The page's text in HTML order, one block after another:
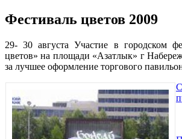
Фестиваль цветов 2009
29- 30 августа Участие в городском
цветов» на площади «Азатлык» г
за лучшее оформление торгового